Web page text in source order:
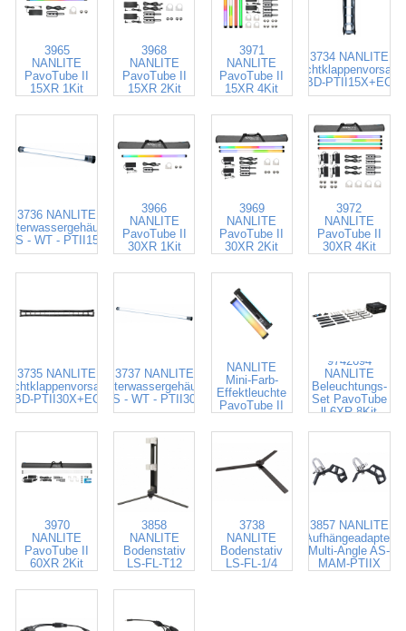
3965
NANLITE
PavoTube II
15XR 1Kit
3968
NANLITE
PavoTube II
15XR 2Kit
3971
NANLITE
PavoTube II
15XR 4Kit
3734 NANLITE
Lichtklappenvorsatz
BD-PTII15X+EC
3736 NANLITE
Unterwassergehäuse
AS - WT - PTII15X
3966
NANLITE
PavoTube II
30XR 1Kit
3969
NANLITE
PavoTube II
30XR 2Kit
3972
NANLITE
PavoTube II
30XR 4Kit
3735 NANLITE
Lichtklappenvorsatz
BD-PTII30X+EC
3737 NANLITE
Unterwassergehäuse
AS - WT - PTII30X
NANLITE
Mini-Farb-
Effektleuchte
PavoTube II
9742694
NANLITE
Beleuchtungs-
Set PavoTube
ll 6XR 8Kit
3970
NANLITE
PavoTube II
60XR 2Kit
3858
NANLITE
Bodenstativ
LS-FL-T12
3738
NANLITE
Bodenstativ
LS-FL-1/4
3857 NANLITE
Aufhängeadapter
Multi-Angle AS-
MAM-PTIIX